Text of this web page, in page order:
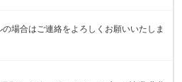
場合はご連絡をよろしくお願いいたしま